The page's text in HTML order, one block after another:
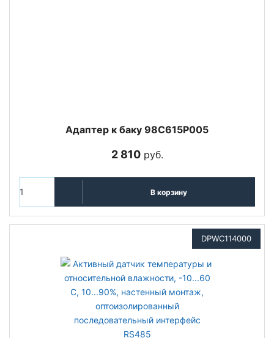
Адаптер к баку 98C615P005
2 810руб.
В корзину
DPWC114000